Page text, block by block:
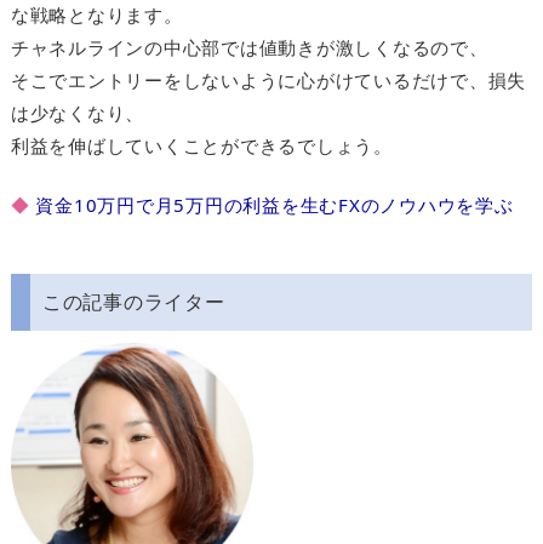
な戦略となります。
チャネルラインの中心部では値動きが激しくなるので、
そこでエントリーをしないように心がけているだけで、損失
は少なくなり、
利益を伸ばしていくことができるでしょう。
◆ 資金10万円で月5万円の利益を生むFXのノウハウを学ぶ
この記事のライター